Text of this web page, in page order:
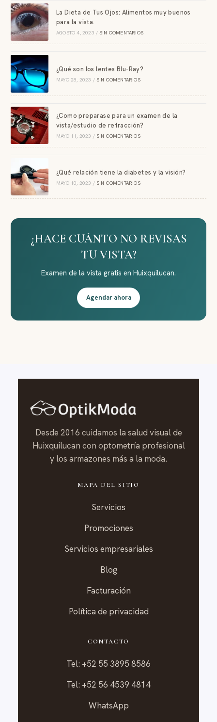
La Dieta de Tus Ojos: Alimentos muy buenos
para la vista.
AGOSTO 4, 2023 / SIN COMENTARIOS
¿Qué son los lentes Blu-Ray?
MAYO 28, 2023 / SIN COMENTARIOS
¿Como preparase para un examen de la
vista/estudio de refracción?
MAYO 11, 2023 / SIN COMENTARIOS
¿Qué relación tiene la diabetes y la visión?
MAYO 10, 2023 / SIN COMENTARIOS
¿HACE CUÁNTO NO REVISAS
TU VISTA?
Examen de la vista gratis en Huixquilucan.
Agendar ahora
Desde 2016 cuidamos la salud visual de
Huixquilucan con optometría profesional
y los armazones más a la moda.
MAPA DEL SITIO
Servicios
Promociones
Servicios empresariales
Blog
Facturación
Política de privacidad
CONTACTO
Tel: +52 55 3895 8586
Tel: +52 56 4539 4814
WhatsApp